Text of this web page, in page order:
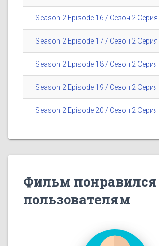
Season 2 Episode 16 / Сезон 2 Серия
Season 2 Episode 17 / Сезон 2 Серия
Season 2 Episode 18 / Сезон 2
Season 2 Episode 19 / Сезон 2 Серия
Season 2 Episode 20 / Сезон 2 Серия
Фильм
пользователям